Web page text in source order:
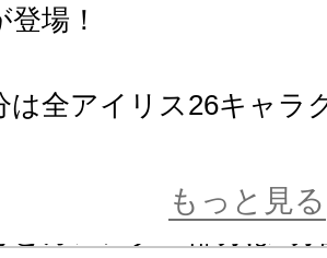
場！
は全アイリス26キャラ
もっと見る